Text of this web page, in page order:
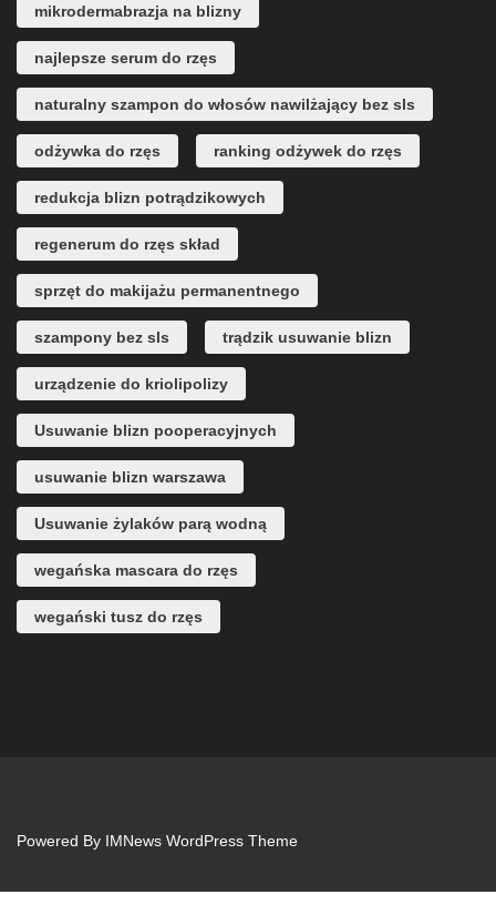
mikrodermabrazja na blizny
najlepsze serum do rzęs
naturalny szampon do włosów nawilżający bez sls
odżywka do rzęs ranking odżywek do rzęs
redukcja blizn potrądzikowych
regenerum do rzęs skład
sprzęt do makijażu permanentnego
szampony bez sls trądzik usuwanie blizn
urządzenie do kriolipolizy
Usuwanie blizn pooperacyjnych
usuwanie blizn warszawa
Usuwanie żylaków parą wodną
wegańska mascara do rzęs
wegański tusz do rzęs
Powered By IMNews WordPress Theme